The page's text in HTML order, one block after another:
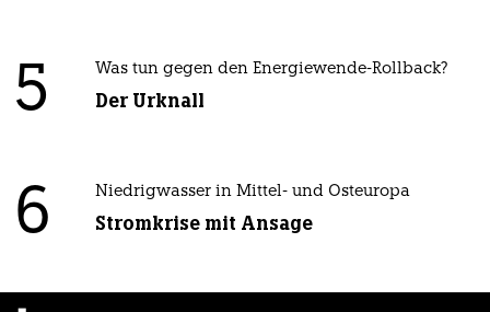
5 Was tun gegen den Energiewende-Rollback?
Der Urknall
6 Niedrigwasser in Mittel- und Osteuropa
Stromkrise mit Ansage